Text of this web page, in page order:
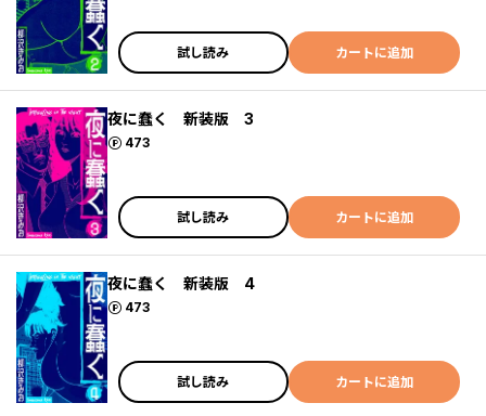
試し読み カートに追加
夜に蠢く 新装版 3
473
ポイント
試し読み カートに追加
夜に蠢く 新装版 4
473
ポイント
試し読み カートに追加